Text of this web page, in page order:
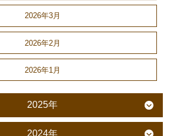
2026年3月
2026年2月
2026年1月
2025年
2024年